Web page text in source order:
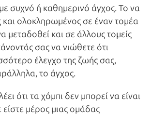
συχνό ή καθημερινό άγχος. Το να
και ολοκληρωμένος σε έναν τομέα
μεταδοθεί και σε άλλους τομείς
σας να νιώθετε ότι
έλεγχο της ζωής σας,
το άγχος.
ότι τα χόμπι δεν μπορεί να είναι
είστε μέρος μιας ομάδας